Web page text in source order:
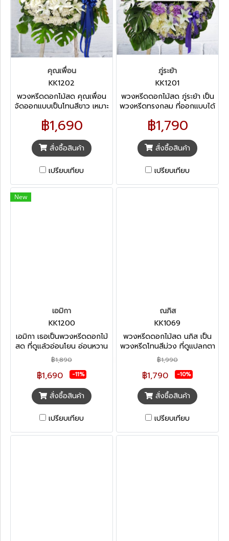
คุณเพื่อน
KK1202
พวงหรีดดอกไม้สด คุณเพื่อน
จัดออกแบบเป็นโทนสีขาว เหมาะ
ด้วยโทนสีสุภาพสื่อถึงการเคารพ
ดวงวิญญาณอันบริสุทธิ์
฿1,690
สั่งซื้อสินค้า
เปรียบเทียบ
ภู่ระย้า
KK1201
พวงหรีดดอกไม้สด ภู่ระย้า เป็น
พวงหรีดทรงกลม ที่ออกแบบได้
ไว้อาลัยทุกแบบ มักได้รับนิยม
จากกลุ่มลูกน้องที่ส่งเคารพผู้มี
ยศตำแหน่งสูงกว่า
฿1,790
สั่งซื้อสินค้า
เปรียบเทียบ
New
เอมิกา
KK1200
เอมิกา เธอเป็นพวงหรีดดอกไม้
สด ที่ดูแล้วอ่อนโยน อ่อนหวาน
เหมาะกับการส่งให้เพื่อเป็นกำลัง
ใจให้กับครอบครัวผู้เสียชีวิต
ทำให้ผู้พบเห็นหายจากความโศก
฿1,890
฿1,690 -11%
สั่งซื้อสินค้า
เปรียบเทียบ
ณภิส
KK1069
พวงหรีดดอกไม้สด นภิส เป็น
พวงหรีดโทนสีม่วง ที่ดูแปลกตา
เหมาะกับการเคารพผู้เสียชีวิตที่
เป็นเสมือนหัวหน้า ญาติผู้ใหญ่
หรือ สามารถส่งเพื่อให้กำลังใจ
฿1,990
฿1,790 -10%
สั่งซื้อสินค้า
เปรียบเทียบ